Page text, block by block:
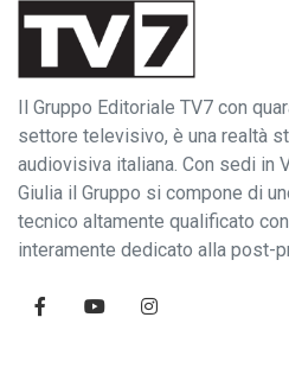
Il Gruppo Editoriale TV7 con
settore televisivo, è una realtà
audiovisiva italiana. Con sedi in
Giulia il Gruppo si compone di
tecnico altamente qualificato
interamente dedicato alla post-